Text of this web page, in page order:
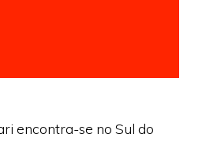
encontra-se no Sul do